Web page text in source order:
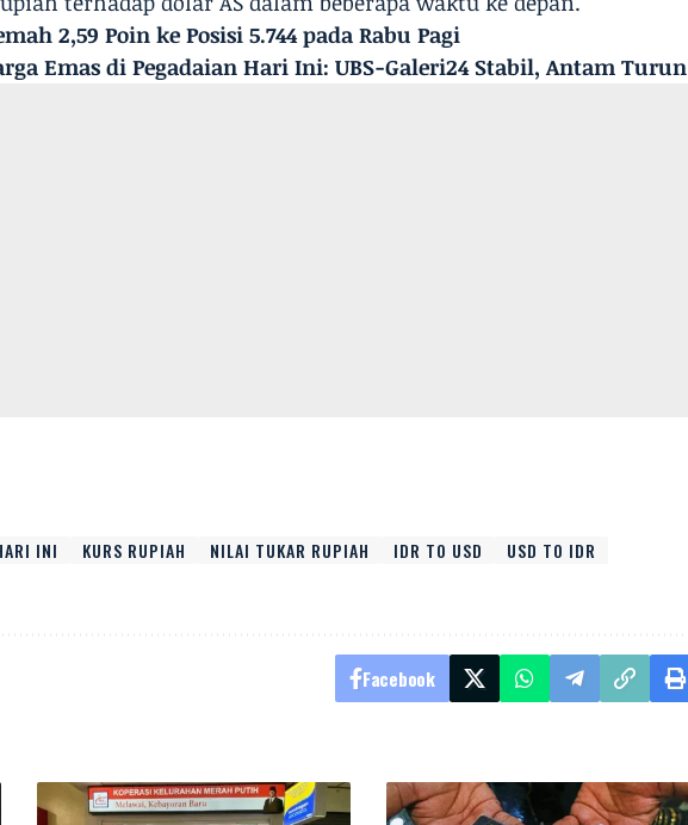
2,59 Poin ke Posisi 5.744 pada Rabu Pagi
Emas di Pegadaian Hari Ini: UBS-Galeri24 Stabil, Antam Turun
INI KURS RUPIAH NILAI TUKAR RUPIAH IDR TO USD
USD TO IDR
Facebook